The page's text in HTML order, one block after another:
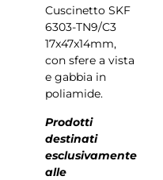
Cuscinetto SKF
6303-TN9/C3
17x47x14mm,
con sfere a vista
e gabbia in
poliamide.
Prodotti
destinati
esclusivamente
alle